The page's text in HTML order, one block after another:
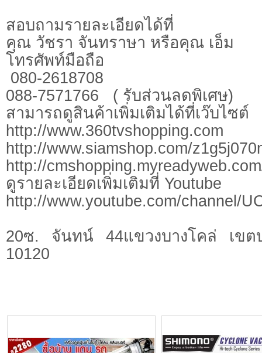
สอบถามรายละเอียดได้ที่
คุณ วัชรา จันทราษา หรือคุณ เอ็ม
โทรศัพท์มือถือ
080-2618708
088-7571766 ( รับส่วนลดพิเศษ)
สามารถดูสินค้าเพิ่มเติมได้ที่เว๊บไซต์
http://www.360tvshopping.com
http://www.siamshop.com/
http://
ดูรายละเอียดเพิ่มเติมที่ Youtube
http://www.youtube.com/channel/
20ซ. จันทน์ 44แขวงบางโคล่ เข
10120